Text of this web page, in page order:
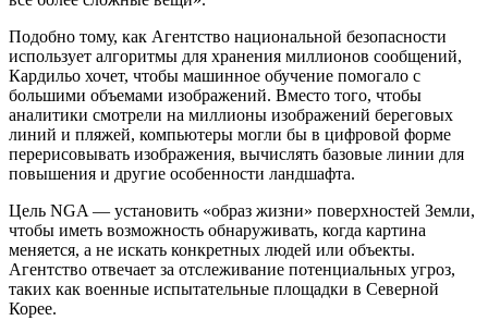
Подобно тому, как Агентство национальной безопасности
использует алгоритмы для хранения миллионов сообщений,
Кардильо хочет, чтобы машинное обучение помогало с
большими объемами изображений. Вместо того, чтобы
аналитики смотрели на миллионы изображений береговых
линий и пляжей, компьютеры могли бы в цифровой форме
перерисовывать изображения, вычислять базовые линии для
повышения и другие особенности ландшафта.
Цель NGA — установить «образ жизни» поверхностей Земли,
чтобы иметь возможность обнаруживать, когда картина
меняется, а не искать конкретных людей или объекты.
Агентство отвечает за отслеживание потенциальных угроз,
таких как военные испытательные площадки в Северной
Корее.